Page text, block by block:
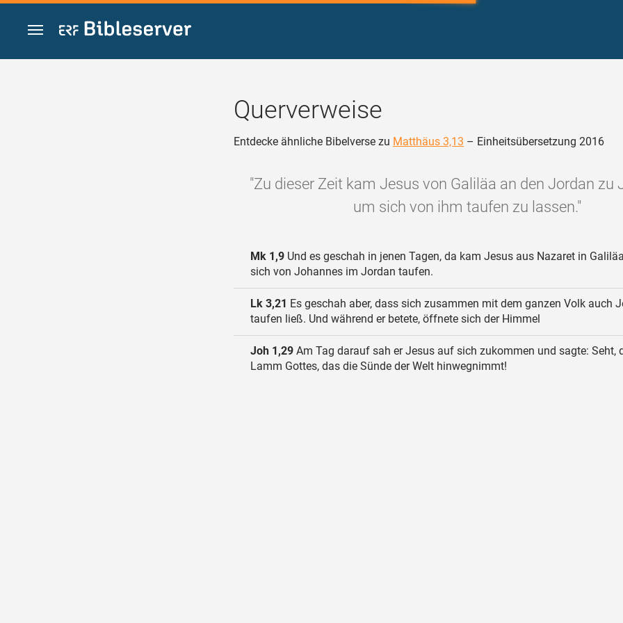
Zum Inhalt springen
Querverweise
Entdecke ähnliche Bibelverse zu Matthäus 3,13 – Einheitsübersetzung 2016
"Zu dieser Zeit kam Jesus von Galiläa an den Jordan zu
um sich von ihm taufen zu lassen."
Mk 1,9 Und es geschah in jenen Tagen, da kam Jesus aus Nazaret in
sich von Johannes im Jordan taufen.
Lk 3,21 Es geschah aber, dass sich zusammen mit dem ganzen Volk auch
taufen ließ. Und während er betete, öffnete sich der Himmel
Joh 1,29 Am Tag darauf sah er Jesus auf sich zukommen und sagte: Seht,
Lamm Gottes, das die Sünde der Welt hinwegnimmt!